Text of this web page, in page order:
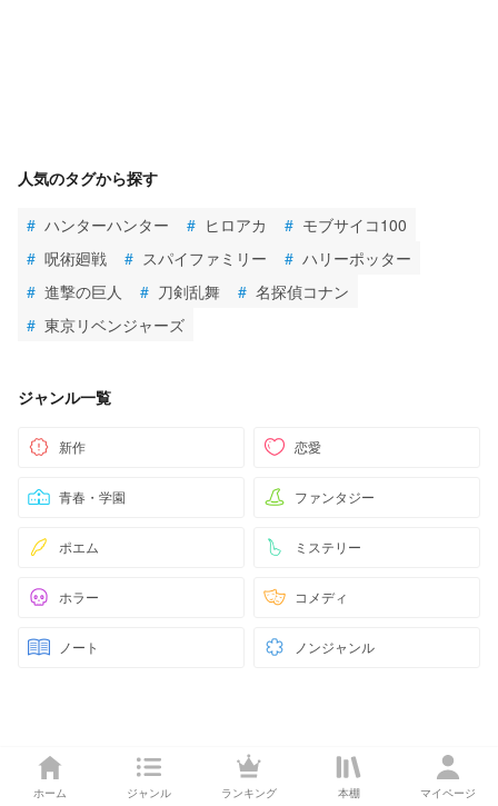
ホーム ジャンル ランキング 本棚 マイページ
人気のタグから探す
# ハンターハンター # ヒロアカ # モブサイコ100
# 呪術廻戦 # スパイファミリー # ハリーポッター
# 進撃の巨人 # 刀剣乱舞 # 名探偵コナン
# 東京リベンジャーズ
ジャンル一覧
新作 恋愛
青春・学園 ファンタジー
ポエム ミステリー
ホラー コメディ
ノート ノンジャンル